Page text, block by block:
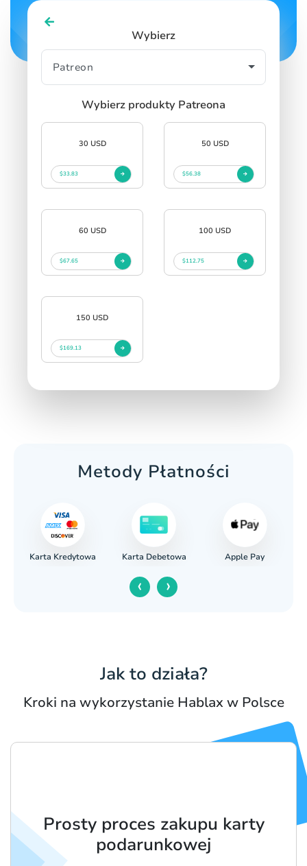
SIGN INSIGN UP
Wybierz
Wybierz produkty Patreona
30 USD
$33.83
50 USD
$56.38
60 USD
$67.65
100 USD
$112.75
150 USD
$169.13
Metody Płatności
Karta Kredytowa Karta Debetowa Apple Pay
‹ ›
Jak to działa?
Kroki na wykorzystanie Hablax w Polsce
Prosty proces zakupu karty
podarunkowej